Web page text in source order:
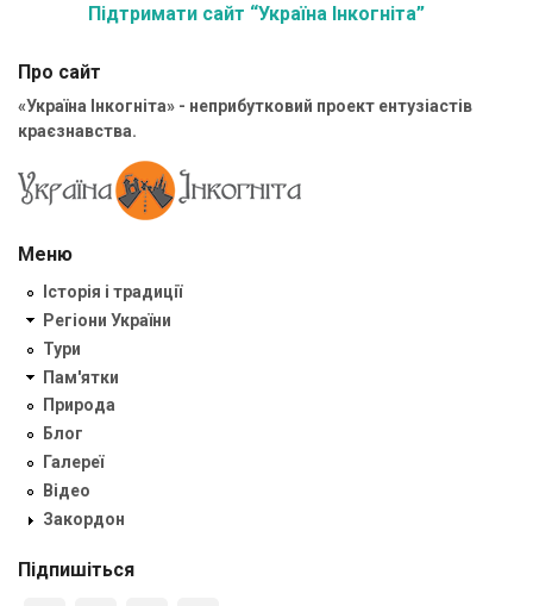
Підтримати сайт “Україна Інкогніта”
Про сайт
«Україна Інкогніта» - неприбутковий проект ентузіастів
краєзнавства.
Меню
Історія і традиції
Регіони України
Тури
Пам'ятки
Природа
Блог
Галереї
Відео
Закордон
Підпишіться